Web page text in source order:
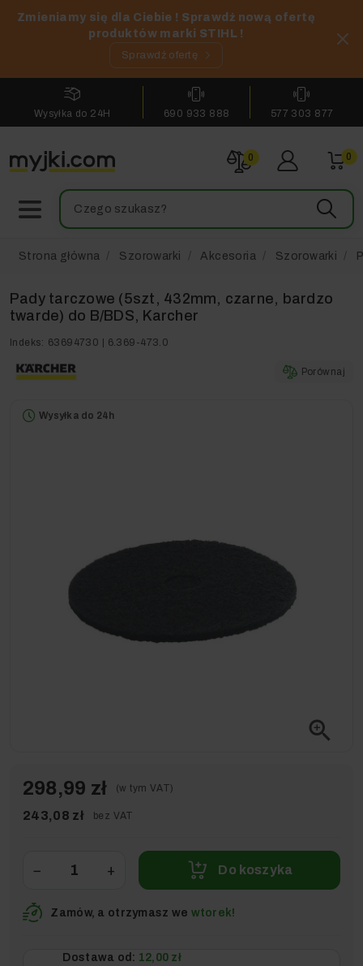
Zmieniamy się dla Ciebie ! Sprawdź nową ofertę
produktów marki STIHL !
Sprawdź ofertę
Wysyłka do 24H 690 933 888 577 303 877
0 0
Strona główna Szorowarki Akcesoria Szorowarki
Pady tarczowe (5szt, 432mm, czarne, bardzo
twarde) do B/BDS, Karcher
Indeks: 63694730 | 6.369-473.0
Porównaj
Wysyłka do 24h
zoom_in
298,99 zł (w tym VAT)
243,08 zł bez VAT
− + Do koszyka
Zamów, a otrzymasz we wtorek!
Dostawa od: 12,00 zł